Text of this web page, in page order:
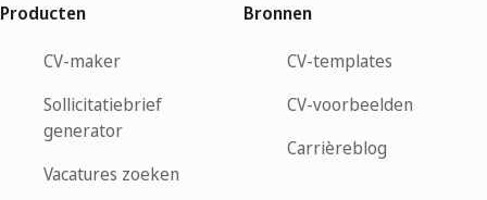
Producten
CV-maker
Sollicitatiebrief
generator
Vacatures zoeken
Bronnen
CV-templates
CV-voorbeelden
Carrièreblog